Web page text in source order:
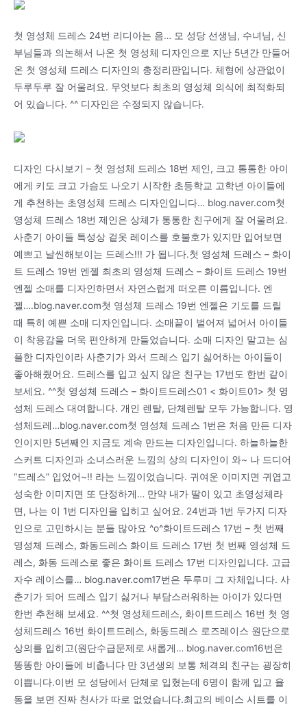
첫 영성체 드레스 24번 리디아는 음… 모 성당 선생님, 수녀님, 신
부님들과 의논해서 나온 첫 영성체 디자인으로 지난 5년간 만들어
온 첫 영성체 드레스 디자인의 총정리판입니다. 체형에 상관없이
두루두루 잘 어울려요. 무엇보다 최초의 영성체 의식에 최적화되
어 있습니다. ^^ 디자인은 수정되지 않습니다.
디자인 다시보기 – 첫 영성체 드레스 18번 제인, 크고 통통한 아이
에게 키도 크고 가슴도 나오기 시작한 초등학교 고학년 아이들에
게 추천하는 초영성체 드레스 디자인입니다… blog.naver.com첫
영성체 드레스 18번 제인은 상체가 통통한 친구에게 잘 어울려요.
사춘기 아이들 특성상 겉옷 레이스를 호불호가 있지만 입어보면
예쁘고 날씬해보이는 드레스!!! 가 됩니다.첫 영성체 드레스 – 화이
트 드레스 19번 엔젤 최초의 영성체 드레스 – 화이트 드레스 19번
엔젤 소매를 디자인하면서 자연스럽게 떠오른 이름입니다. 엔
젤….blog.naver.com첫 영성체 드레스 19번 엔젤은 기도를 드릴
때 특히 예쁜 소매 디자인입니다. 소매끝이 벌어져 넓어서 아이들
이 착용감을 더욱 편안하게 만들었습니다. 소매 디자인 말고는 심
플한 디자인이라 사춘기가 와서 드레스 입기 싫어하는 아이들이
좋아해줬어요. 드레스를 입고 싶지 않은 친구는 17번도 한번 같이
보세요. ^^첫 영성체 드레스 – 화이트드레스01 < 화이트01> 첫 영
성체 드레스 대여합니다. 개인 렌탈, 단체렌탈 모두 가능합니다. 영
성체드레…blog.naver.com첫 영성체 드레스 1번은 처음 만든 디자
인이지만 5년째인 지금도 계속 만드는 디자인입니다. 하늘하늘한
스커트 디자인과 소녀스러운 느낌의 상의 디자인이 와~ 나 드디어
“드레스” 입었어~!! 라는 느낌이었습니다. 귀여운 이미지면 귀엽고
성숙한 이미지면 또 단정하게… 만약 내가 딸이 있고 초영성체라
면, 나는 이 1번 디자인을 입히고 싶어요. 24번과 1번 두가지 디자
인으로 고민하시는 분들 많아요 ^o^화이트드레스 17번 – 첫 번째
영성체 드레스, 화동드레스 화이트 드레스 17번 첫 번째 영성체 드
레스, 화동 드레스로 좋은 화이트 드레스 17번 디자인입니다. 고급
자수 레이스를… blog.naver.com17번은 두루미 그 자체입니다. 사
춘기가 되어 드레스 입기 싫거나 부담스러워하는 아이가 있다면
한번 추천해 보세요. ^^첫 영성체드레스, 화이트드레스 16번 첫 영
성체드레스 16번 화이트드레스, 화동드레스 로즈레이스 원단으로
상의를 입히고(원단수급문제로 새롭게… blog.naver.com16번은
똥똥한 아이들에 비춥니다 만 3년생의 보통 체격의 친구는 굉장히
이쁩니다.이번 모 성당에서 단체로 입혔는데 6명이 함께 입고 율
동을 보면 진짜 천사가 따로 없었습니다.최고의 베이스 시트를 이